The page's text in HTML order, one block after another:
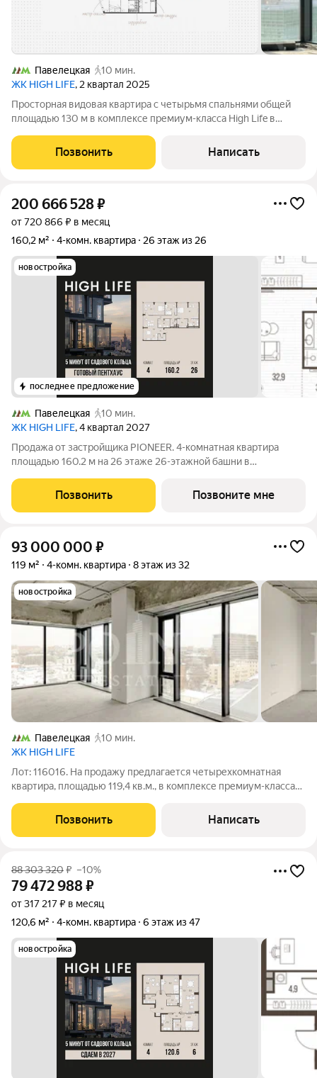
Павелецкая
10 мин.
ЖК HIGH LIFE, 2 квартал 2025
Просторная видовая квартира с четырьмя спальнями общей
площадью 130 м в комплексе премиум-класса High Life в
семнадцатом этаже корпуса К1 «Соул Тауэр» (Soul Tower).
Возможно спланировать
Позвонить Написать
200 666 528₽
от 720 866 ₽ в месяц
160,2 м²
4-комн. квартира 26 этаж из 26
новостройка
последнее предложение
Павелецкая
10 мин.
ЖК HIGH LIFE, 4 квартал 2027
Продажа от застройщика PIONEER. 4-комнатная квартира
площадью 160.2 м на 26 этаже 26-этажной башни в
Замоскворечья. Жилой комплекс всего в 5 минутах от
Садового кольца. Архитектура от бюро ADM
Позвонить Позвоните мне
93 000 000 ₽
119 м² 4-комн. квартира 8 этаж из 32
новостройка
Павелецкая
10 мин.
ЖК HIGH LIFE
Лот: 116016. На продажу предлагается четырехкомнатная
квартира, площадью 119,4 кв.м., в комплексе премиум-класса
этаже корпуса К1 Soul Tower. Корпус сдан, ключи на руках.
Планировка:
Позвонить Написать
88 303 320₽ –10%
79 472 988₽
от 317 217 ₽ в месяц
120,6 м²
4-комн. квартира 6 этаж из 47
новостройка